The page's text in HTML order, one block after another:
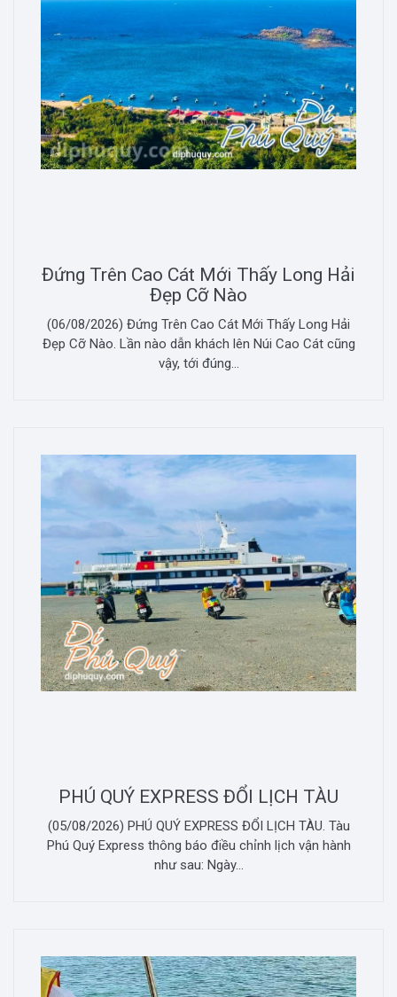
Đứng Trên Cao Cát Mới Thấy Long Hải
Đẹp Cỡ Nào
(06/08/2026) Đứng Trên Cao Cát Mới Thấy Long Hải
Đẹp Cỡ Nào. Lần nào dẫn khách lên Núi Cao Cát cũng
vậy, tới đúng...
PHÚ QUÝ EXPRESS ĐỔI LỊCH TÀU
(05/08/2026) PHÚ QUÝ EXPRESS ĐỔI LỊCH TÀU. Tàu
Phú Quý Express thông báo điều chỉnh lịch vận hành
như sau: Ngày...